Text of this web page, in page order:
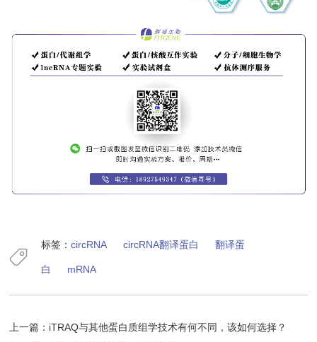
标签：circRNA circRNA翻译蛋白 翻译蛋
白 mRNA
上一篇： iTRAQ与其他蛋白质组学技术有何不同，该如何选择？